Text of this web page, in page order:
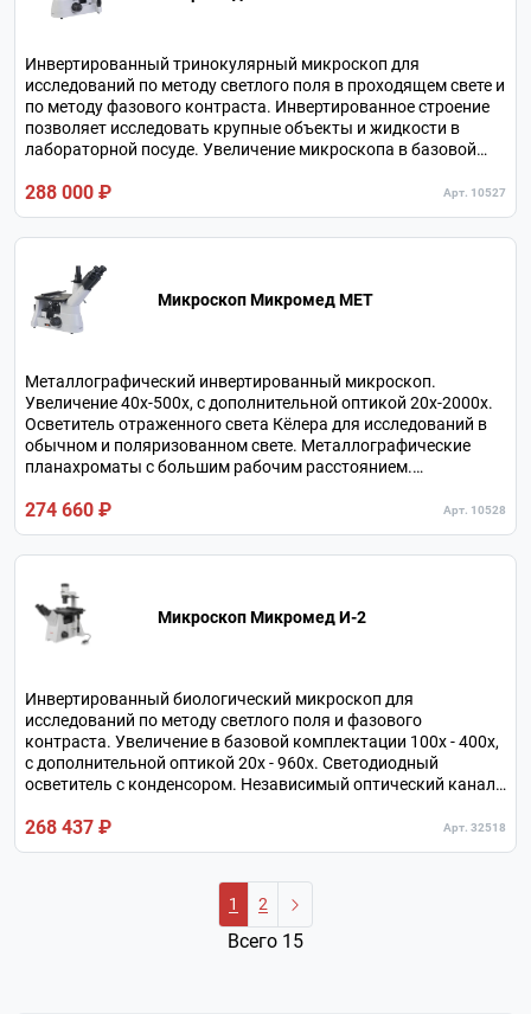
Инвертированный тринокулярный микроскоп для
исследований по методу светлого поля в проходящем свете и
по методу фазового контраста. Инвертированное строение
позволяет исследовать крупные объекты и жидкости в
лабораторной посуде. Увеличение микроскопа в базовой
20х-800х. Револьверное устройство на 5 объективов.
288 000 ₽ Арт. 10527
Микроскоп Микромед МЕТ
Металлографический инвертированный микроскоп.
Увеличение 40х-500х, с дополнительной оптикой 20х-2000х.
Осветитель отраженного света Кёлера для исследований в
обычном и поляризованном свете. Металлографические
планахроматы с большим рабочим расстоянием.
каналом визуализации.
274 660 ₽ Арт. 10528
Микроскоп Микромед И-2
Инвертированный биологический микроскоп для
исследований по методу светлого поля и фазового
контраста. Увеличение в базовой комплектации 100х - 400х,
с дополнительной оптикой 20х - 960х. Светодиодный
осветитель с конденсором. Независимый оптический канал
до 5 кг. Револьверное устройство на 6 объективов.
268 437 ₽ Арт. 32518
1 2
Всего 15